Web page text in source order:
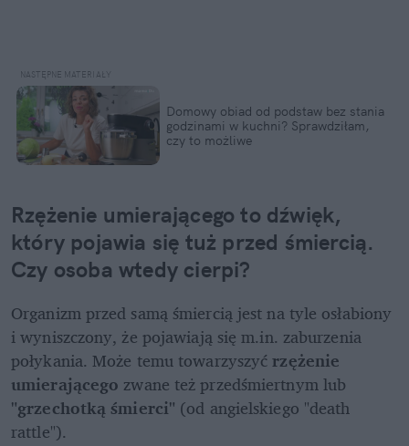
Domowy obiad od podstaw bez stania
godzinami w kuchni? Sprawdziłam,
czy to możliwe
Rzężenie umierającego to dźwięk,
który pojawia się tuż przed śmiercią.
Czy osoba wtedy cierpi?
Organizm przed samą śmiercią jest na tyle osłabiony
i wyniszczony, że pojawiają się m.in. zaburzenia
połykania. Może temu towarzyszyć rzężenie
umierającego zwane też przedśmiertnym lub
"grzechotką śmierci" (od angielskiego "death
rattle").